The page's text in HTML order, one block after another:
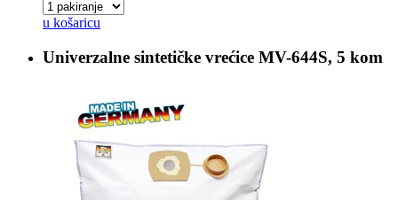
u košaricu
Univerzalne sintetičke vrećice MV-644S, 5 kom